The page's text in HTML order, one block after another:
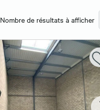
Nombre de résultats à afficher